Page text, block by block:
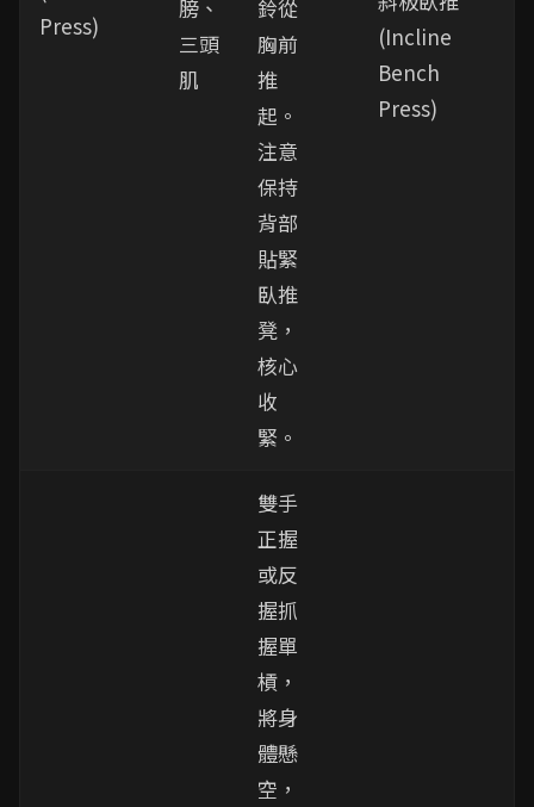
Press)
膀、
三頭
肌
鈴從
胸前
推
起。
注意
保持
背部
貼緊
臥推
凳，
核心
收
緊。
(Incline
Bench
Press)
雙手
正握
或反
握抓
握單
槓，
將身
體懸
空，